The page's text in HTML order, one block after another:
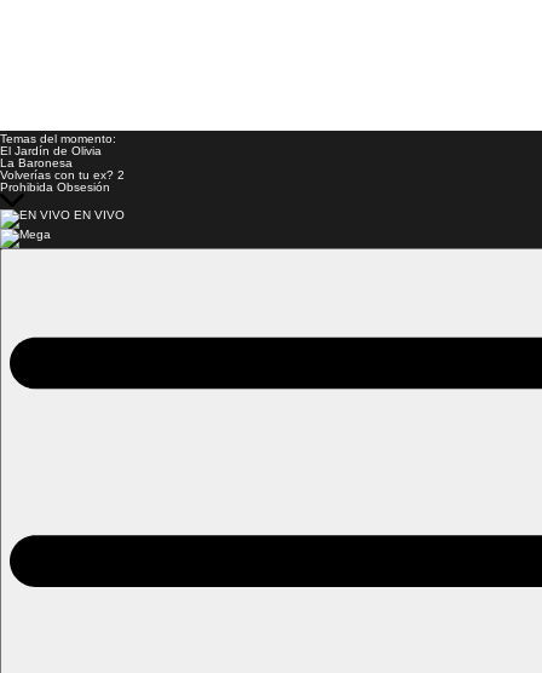
Temas del momento:
El Jardín de Olivia
La Baronesa
Volverías con tu ex? 2
Prohibida Obsesión
EN VIVO